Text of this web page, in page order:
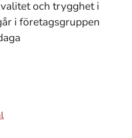
och trygghet i
i företagsgruppen